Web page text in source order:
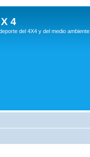
4
del 4X4 y del medio ambiente.